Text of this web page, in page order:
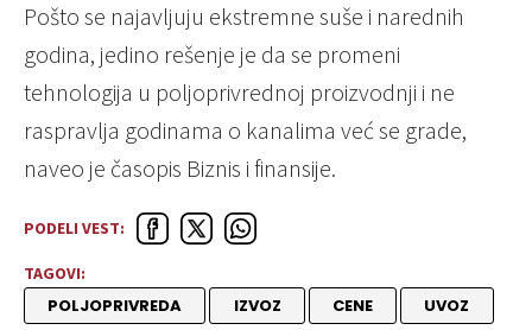
Pošto se najavljuju ekstremne suše i narednih
godina, jedino rešenje je da se promeni
tehnologija u poljoprivrednoj proizvodnji i ne
raspravlja godinama o kanalima već se grade,
naveo je časopis Biznis i finansije.
PODELI VEST:
TAGOVI:
POLJOPRIVREDA IZVOZ CENE UVOZ